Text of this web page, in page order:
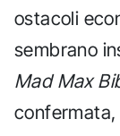
ostacoli
sembrano
Mad Max